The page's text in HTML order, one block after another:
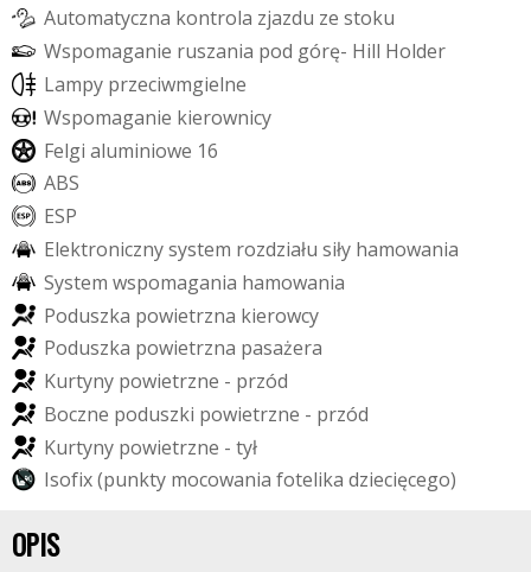
Automatyczna kontrola zjazdu ze stoku
Wspomaganie ruszania pod górę- Hill Holder
Lampy przeciwmgielne
Wspomaganie kierownicy
Felgi aluminiowe 16
ABS
ESP
Elektronicznysystem rozdziału siły hamowania
System wspomagania hamowania
Poduszka powietrzna kierowcy
Poduszka powietrzna pasażera
Kurtyny powietrzne - przód
Boczne poduszki powietrzne - przód
Kurtyny powietrzne - tył
Isofix(punkty mocowania fotelika dziecięcego)
OPIS